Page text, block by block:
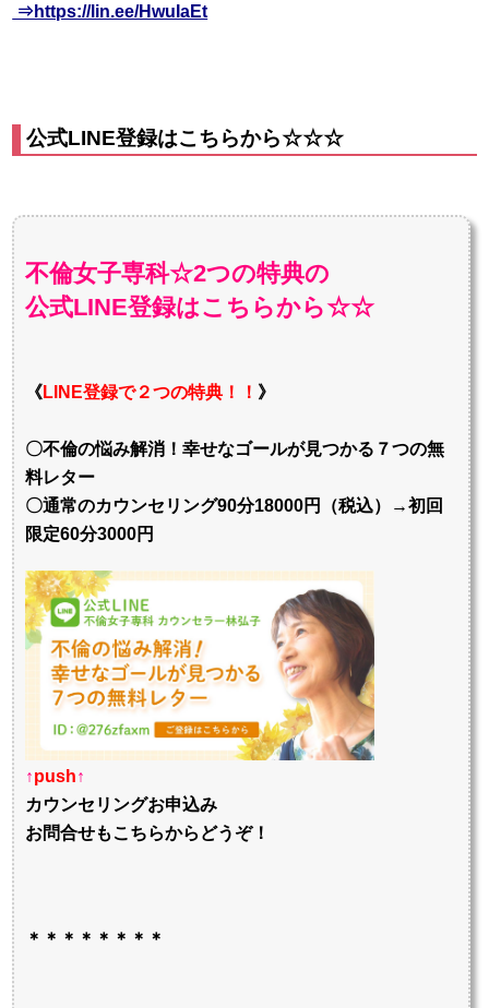
⇒https://lin.ee/HwuIaEt
公式LINE登録はこちらから☆☆☆
不倫女子専科☆2つの特典の
公式LINE登録はこちらから☆☆
《LINE登録で２つの特典！！ 》
〇不倫の悩み解消！幸せなゴールが見つかる７つの無
料レター
〇通常のカウンセリング90分18000円（税込）→初回
限定60分3000円
↑push↑
カウンセリングお申込み
お問合せもこちらからどうぞ！
＊＊＊＊＊＊＊＊